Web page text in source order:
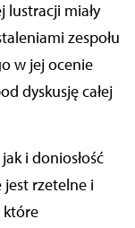
lustracji miały
zespołu
w jej ocenie
dyskusję całej
i doniosłość
rzetelne i
które